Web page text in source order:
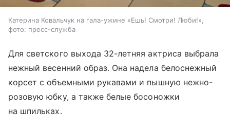
Катерина Ковальчук на гала-ужине «Ешь! Смотри! Люби!»,
фото: пресс-служба
Для светского выхода 32-летняя актриса выбрала
нежный весенний образ. Она надела белоснежный
корсет с объемными рукавами и пышную нежно-
розовую юбку, а также белые босоножки
на шпильках.